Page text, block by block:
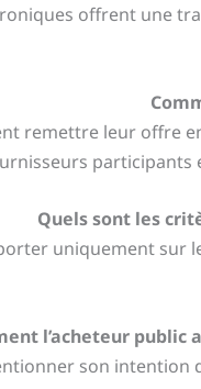
offrent une
remettre leur offre
participants
Quels sont les
uniquement sur
l’acheteur
son intention